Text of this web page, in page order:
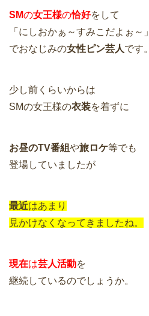
SMの女王様の恰好をして
「にしおかぁ～すみこだよぉ～」
でおなじみの女性ピン芸人です。
少し前くらいからは
SMの女王様の衣装を着ずに
お昼のTV番組や旅ロケ等でも
登場していましたが
最近はあまり
見かけなくなってきましたね。
現在は芸人活動を
継続しているのでしょうか。